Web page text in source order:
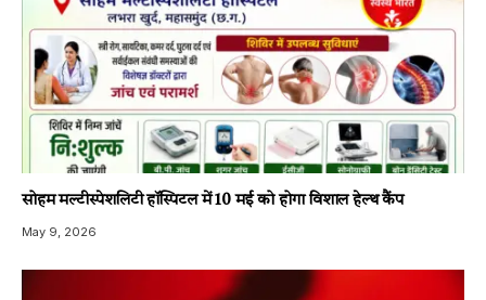
सोहम मल्टीस्पेशलिटी हॉस्पिटल में 10 मई को होगा विशाल हेल्थ कैंप
May 9, 2026